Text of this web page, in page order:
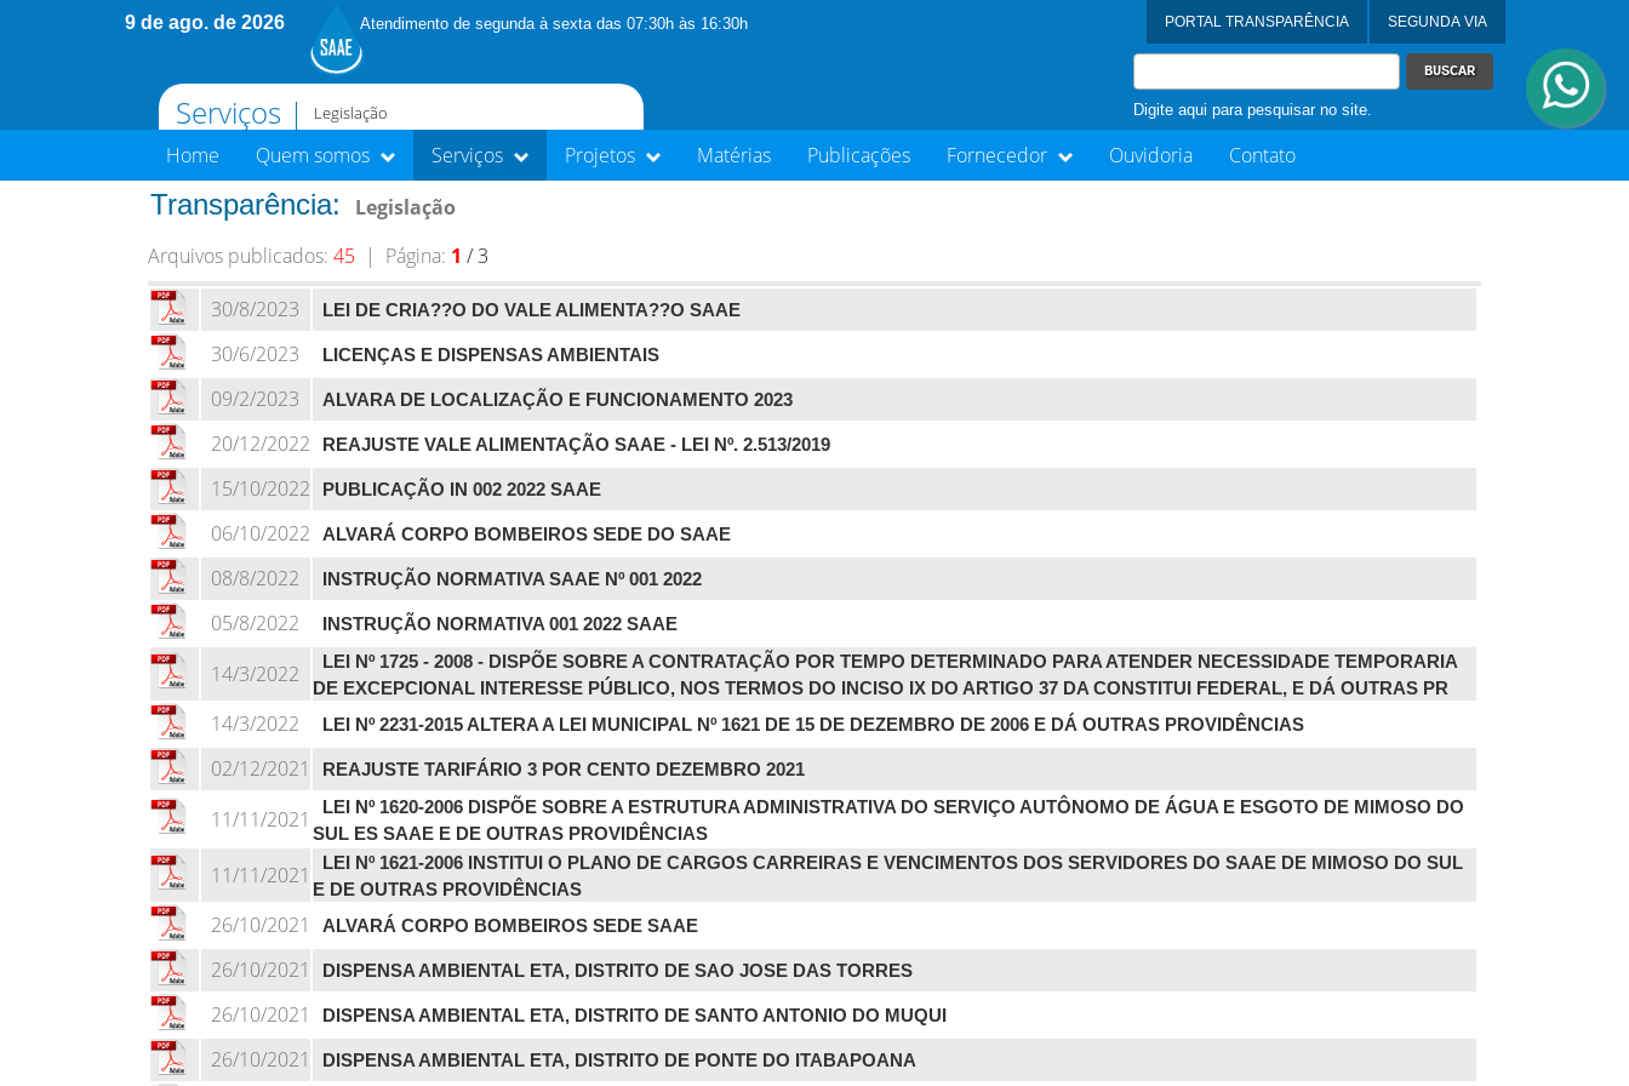
Digite aqui para pesquisar no site.
9 de ago. de 2026 Atendimento de segunda à sexta das 07:30h às 16:30h
Serviços | Legislação
Home Quem somos Serviços Projetos Matérias Publicações Fornecedor Ouvidoria Contato
Transparência:
Legislação
Arquivos publicados: 45 | Página: 1 / 3
30/8/2023
LEI DE CRIA??O DO VALE ALIMENTA??O SAAE
30/6/2023 LICENÇAS E DISPENSAS AMBIENTAIS
09/2/2023 ALVARA DE LOCALIZAÇÃO E FUNCIONAMENTO 2023
20/12/2022 REAJUSTE VALE ALIMENTAÇÃO SAAE - LEI Nº. 2.513/2019
15/10/2022 PUBLICAÇÃO IN 002 2022 SAAE
06/10/2022 ALVARÁ CORPO BOMBEIROS SEDE DO SAAE
08/8/2022 INSTRUÇÃO NORMATIVA SAAE Nº 001 2022
05/8/2022 INSTRUÇÃO NORMATIVA 001 2022 SAAE
14/3/2022
LEI Nº 1725 - 2008 - DISPÕE SOBRE A CONTRATAÇÃO POR TEMPO DETERMINADO PARA ATENDER NECESSIDADE TEMPORARIA
DE EXCEPCIONAL INTERESSE PÚBLICO, NOS TERMOS DO INCISO IX DO ARTIGO 37 DA CONSTITUI FEDERAL, E DÁ OUTRAS PR
14/3/2022 LEI Nº 2231-2015 ALTERA A LEI MUNICIPAL Nº 1621 DE 15 DE DEZEMBRO DE 2006 E DÁ OUTRAS PROVIDÊNCIAS
02/12/2021 REAJUSTE TARIFÁRIO 3 POR CENTO DEZEMBRO 2021
11/11/2021
LEI Nº 1620-2006 DISPÕE SOBRE A ESTRUTURA ADMINISTRATIVA DO SERVIÇO AUTÔNOMO DE ÁGUA E ESGOTO DE MIMOSO DO
SUL ES SAAE E DE OUTRAS PROVIDÊNCIAS
11/11/2021
LEI Nº 1621-2006 INSTITUI O PLANO DE CARGOS CARREIRAS E VENCIMENTOS DOS SERVIDORES DO SAAE DE MIMOSO DO SUL
E DE OUTRAS PROVIDÊNCIAS
26/10/2021 ALVARÁ CORPO BOMBEIROS SEDE SAAE
26/10/2021 DISPENSA AMBIENTAL ETA, DISTRITO DE SAO JOSE DAS TORRES
26/10/2021 DISPENSA AMBIENTAL ETA, DISTRITO DE SANTO ANTONIO DO MUQUI
26/10/2021 DISPENSA AMBIENTAL ETA, DISTRITO DE PONTE DO ITABAPOANA